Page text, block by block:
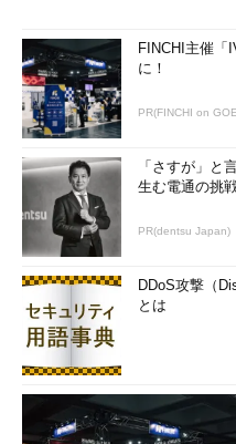
FINCHI主催「
に！
PR(FINCHI on
「さすが」と
生む電通の挑
PR(dentsu Japan)
DDoS攻撃（
とは